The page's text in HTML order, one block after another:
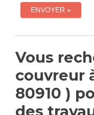
Vous
couvreur
80910 )
des